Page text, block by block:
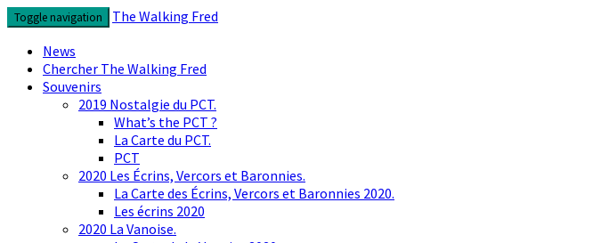
Skip
to
content
Toggle navigation
The Walking Fred
News
Chercher The Walking Fred
Souvenirs
2019 Nostalgie du PCT.
What’s the PCT ?
La Carte du PCT.
PCT
2020 Les Écrins, Vercors et Baronnies.
La Carte des Écrins, Vercors et Baronnies 2020.
Les écrins 2020
2020 La Vanoise.